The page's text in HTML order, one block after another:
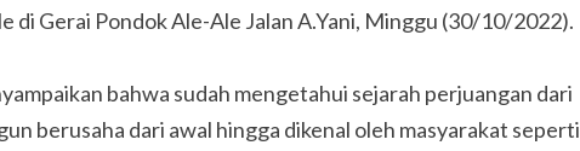
di Gerai Pondok Ale-Ale Jalan A.Yani, Minggu (30/10/2022).
bahwa sudah mengetahui sejarah perjuangan dari
berusaha dari awal hingga dikenal oleh masyarakat seperti